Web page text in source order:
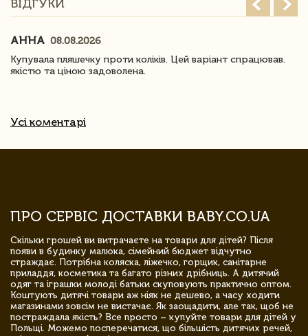
ВІДГУКИ
АННА 08.08.2026
Купувала пляшечку проти коліків. Цей варіант спрацював.
якістю та ціною задоволена.
Усі коментарі
ПРО СЕРВІС ДОСТАВКИ BABY.CO.UA
Скільки грошей ви витрачаєте на товари для дітей? Після
появи в будинку малюка, сімейний бюджет відчутно
страждає. Потрібна коляска, ліжечко, горщик, санітарне
приладдя, косметика та багато різних дрібниць. А дитячий
одяг та іграшки молоді батьки скуповують практично оптом.
Коштують дитячі товари аж ніяк не дешево, а часу ходити
магазинами зовсім не вистачає. Як заощадити, але так, щоб не
постраждала якість? Все просто – купуйте товари для дітей у
Польщі. Можемо посперечатися, що більшість дитячих речей,